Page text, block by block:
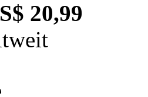
20,99